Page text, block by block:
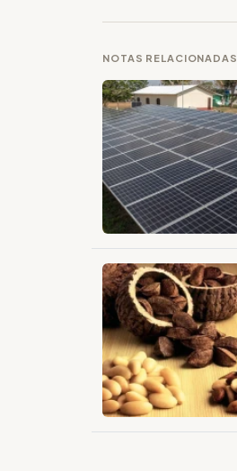
NOTAS RELACIONADAS